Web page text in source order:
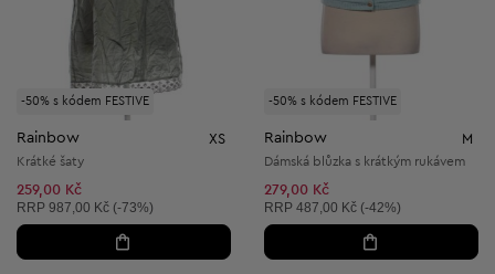
-50% s kódem FESTIVE
Rainbow XS
Krátké šaty
259,00 Kč
Doporučená cena:
RRP 987,00 Kč (-73%)
-50% s kódem FESTIVE
Rainbow M
Dámská blůzka s krátkým rukávem
279,00 Kč
Doporučená cena:
RRP 487,00 Kč (-42%)